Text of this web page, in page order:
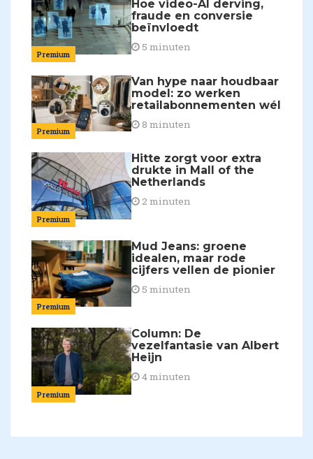
Premium
Hoe video-AI derving,
fraude en conversie
beïnvloedt
5 minuten
Premium
Van hype naar houdbaar
model: zo werken
retailabonnementen wél
8 minuten
Premium
Hitte zorgt voor extra
drukte in Mall of the
Netherlands
2 minuten
Premium
Mud Jeans: groene
idealen, maar rode
cijfers vellen de pionier
5 minuten
Premium
Column: De
vezelfantasie van Albert
Heijn
4 minuten